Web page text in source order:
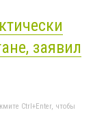
заявил
Ctrl+Enter, чтобы